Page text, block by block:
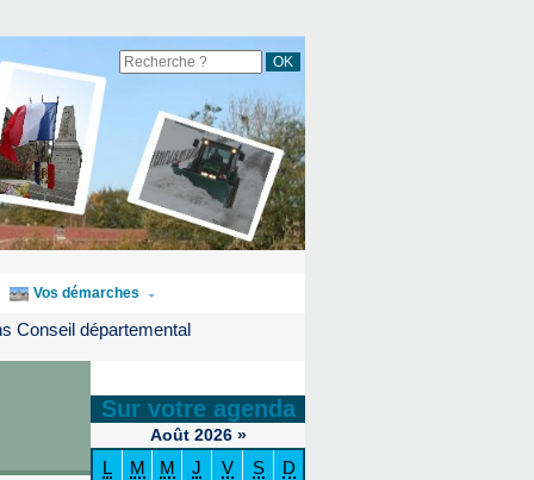
Vos démarches
Conseil départemental
Sur votre agenda
Août 2026 »
L M M J V S D